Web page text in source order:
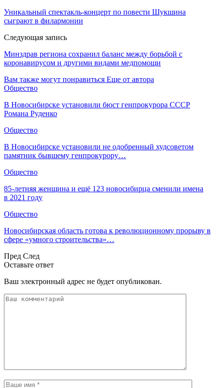
Уникальный спектакль-концерт по повести Шукшина
сыграют в филармонии
Следующая запись
Минздрав региона сохранил баланс между борьбой с
коронавирусом и другими видами медпомощи
Вам также могут понравиться Еще от автора
Общество
В Новосибирске установили бюст генпрокурора СССР
Романа Руденко
Общество
В Новосибирске установили не одобренный худсоветом
памятник бывшему генпрокурору…
Общество
85-летняя женщина и ещё 123 новосибирца сменили имена
в 2021 году
Общество
Новосибирская область готова к революционному прорыву в
сфере «умного строительства»…
Пред След
Оставьте ответ
Ваш электронный адрес не будет опубликован.